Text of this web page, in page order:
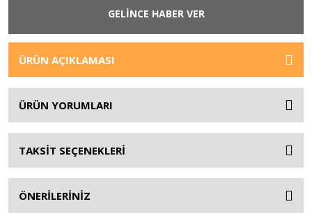
GELİNCE HABER VER
ÜRÜN AÇIKLAMASI
ÜRÜN YORUMLARI
TAKSİT SEÇENEKLERİ
ÖNERİLERİNİZ